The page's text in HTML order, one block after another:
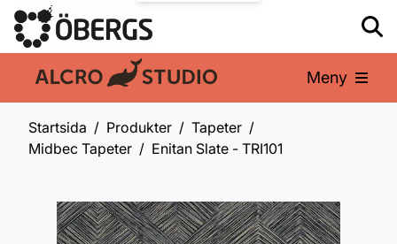
En del av: Meny
Startsida Produkter
Tapeter
Midbec Tapeter
Enitan Slate - TRI101